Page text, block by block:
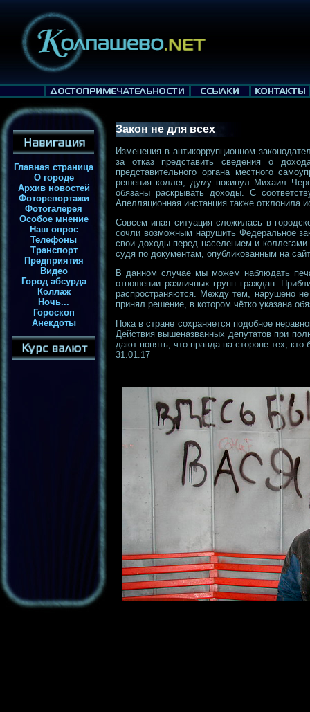
Главная страница
О городе
Архив новостей
Фоторепортажи
Фотогалерея
Особое мнение
Наш опрос
Телефоны
Транспорт
Предприятия
Видео
Город абсурда
Коллаж
Ночь...
Гороскоп
Анекдоты
Закон не для всех
Изменения в антикоррупционном
за отказ представить сведения о
представительного органа местного
решения коллег, думу покинул Михаил
обязаны раскрывать доходы. С
Апелляционная инстанция также отклонила
Совсем иная ситуация сложилась в
сочли возможным нарушить Федеральное
свои доходы перед населением и
судя по документам, опубликованным на
В данном случае мы можем наблюдать
отношении различных групп граждан.
распространяются. Между тем, нарушено
принял решение, в котором чётко указана
Пока в стране сохраняется подобное
Действия вышеназванных депутатов при
дают понять, что правда на стороне тех,
31.01.17